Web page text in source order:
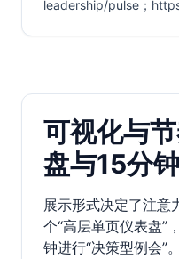
leadership/pulse；
可视化与
盘与15分
展示形式决定了注意
个“高层单页仪表盘”
钟进行“决策型例会”